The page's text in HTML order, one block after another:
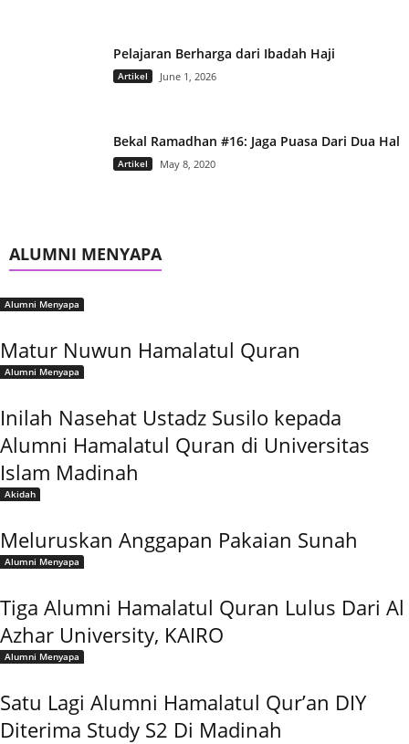
Pelajaran Berharga dari Ibadah Haji
Artikel June 1, 2026
Bekal Ramadhan #16: Jaga Puasa Dari Dua Hal
Artikel May 8, 2020
ALUMNI MENYAPA
Alumni Menyapa
Matur Nuwun Hamalatul Quran
Alumni Menyapa
Inilah Nasehat Ustadz Susilo kepada
Alumni Hamalatul Quran di Universitas
Islam Madinah
Akidah
Meluruskan Anggapan Pakaian Sunah
Alumni Menyapa
Tiga Alumni Hamalatul Quran Lulus Dari Al
Azhar University, KAIRO
Alumni Menyapa
Satu Lagi Alumni Hamalatul Qur’an DIY
Diterima Study S2 Di Madinah